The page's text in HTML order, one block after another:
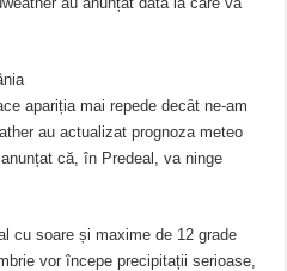
apariția mai repede decât ne-am
au actualizat prognoza meteo
că, în Predeal, va ninge
cu soare și maxime de 12 grade
vor începe precipitații serioase,